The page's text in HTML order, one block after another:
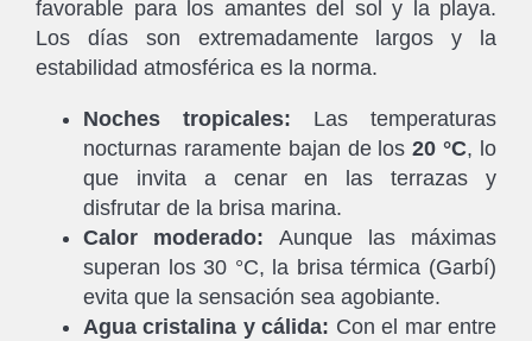
favorable para los amantes del sol y la playa.
Los días son extremadamente largos y la
estabilidad atmosférica es la norma.
Noches tropicales: Las temperaturas
nocturnas raramente bajan de los20 °C, lo
que invita a cenar en las terrazas y
disfrutar de la brisa marina.
Calor moderado: Aunque las máximas
superan los 30 °C, la brisa térmica (Garbí)
evita que la sensación sea agobiante.
Agua cristalina y cálida: Con el mar entre